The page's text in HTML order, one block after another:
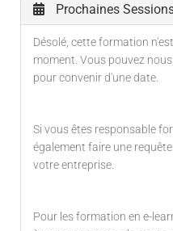
Prochaines
Désolé, cette formation
moment. Vous pouvez
pour convenir d'une date.
Si vous êtes responsable
également faire une
votre entreprise.
Pour les formation en e-